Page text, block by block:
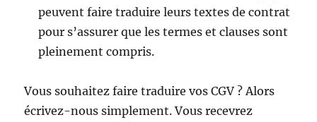
peuvent faire traduire leurs textes de contrat
pour s’assurer que les termes et clauses sont
pleinement compris.
Vous souhaitez faire traduire vos CGV ? Alors
écrivez-nous simplement. Vous recevrez